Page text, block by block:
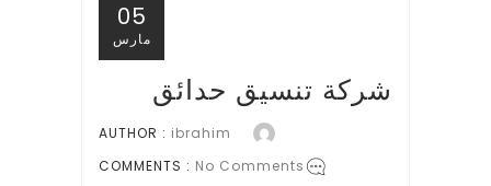
05
مارس
شركة تنسيق حدائق
AUTHOR : ibrahim
COMMENTS : No Comments